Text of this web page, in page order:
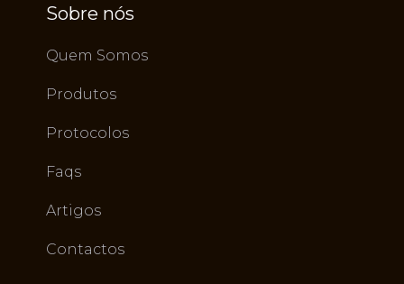
Sobre nós
Quem Somos
Produtos
Protocolos
Faqs
Artigos
Contactos